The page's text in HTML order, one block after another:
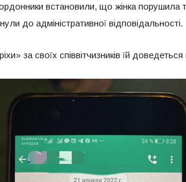
встановили, що жінка порушила
до адміністративної відповідальності.
за своїх співвітчизників їй